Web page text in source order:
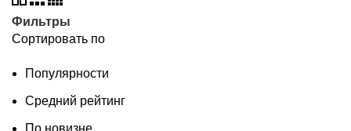
Фильтры
Сортировать по
Популярности
Средний рейтинг
По новизне